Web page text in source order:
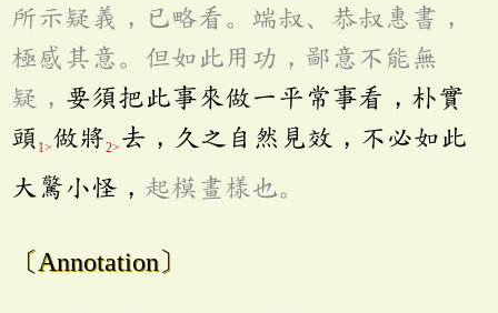
所示疑義，已略看。端叔、恭叔惠書，
極感其意。但如此用功，鄙意不能無
疑， 要須把此事來做一平常事看，朴實
頭 1>做將2> 去，久之自然見效，不必如此
大驚小怪， 起模畫樣也。
〔Annotation〕